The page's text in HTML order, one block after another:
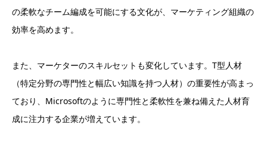
の柔軟なチーム編成を可能にする文化が、マーケティング組織の
効率を高めます。
また、マーケターのスキルセットも変化しています。T型人材
（特定分野の専門性と幅広い知識を持つ人材）の重要性が高まっ
ており、Microsoftのように専門性と柔軟性を兼ね備えた人材育
成に注力する企業が増えています。